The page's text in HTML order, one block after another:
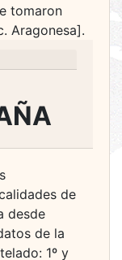
tomaron
Aragonesa].
de
desde
de la
1º y